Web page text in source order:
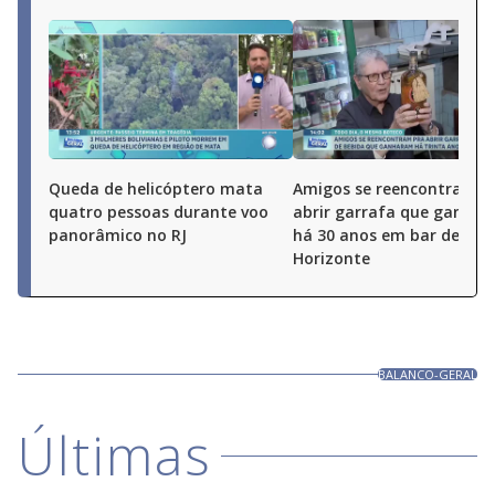
Queda de helicóptero mata
quatro pessoas durante voo
panorâmico no RJ
Amigos se reencontram
abrir garrafa que
há 30 anos em bar de
Horizonte
BALANCO-GERAL
Últimas